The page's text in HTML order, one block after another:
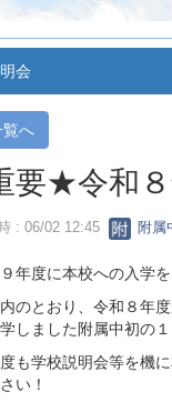
会
覧へ
★令和８
: 06/02 12:45 附属
年度に本校への入学を
のとおり、令和８年
しました附属中初の
も学校説明会等を機
い！